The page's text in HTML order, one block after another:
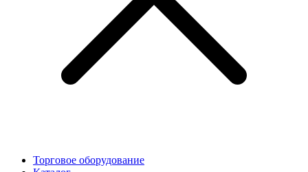
Торговое оборудование